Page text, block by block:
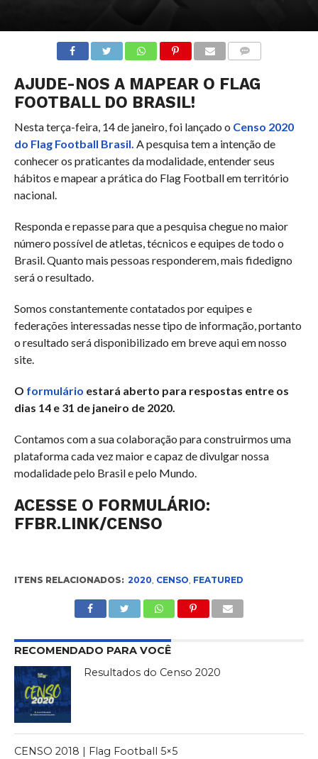
AJUDE-NOS A MAPEAR O FLAG
FOOTBALL DO BRASIL!
Nesta terça-feira, 14 de janeiro, foi lançado o Censo 2020
do Flag Football Brasil. A pesquisa tem a intenção de
conhecer os praticantes da modalidade, entender seus
hábitos e mapear a prática do Flag Football em território
nacional.
Responda e repasse para que a pesquisa chegue no maior
número possível de atletas, técnicos e equipes de todo o
Brasil. Quanto mais pessoas responderem, mais fidedigno
será o resultado.
Somos constantemente contatados por equipes e
federações interessadas nesse tipo de informação, portanto
o resultado será disponibilizado em breve aqui em nosso
site.
O formulário estará aberto para respostas entre os
dias 14 e 31 de janeiro de 2020.
Contamos com a sua colaboração para construirmos uma
plataforma cada vez maior e capaz de divulgar nossa
modalidade pelo Brasil e pelo Mundo.
ACESSE O FORMULÁRIO:
FFBR.LINK/CENSO
ITENS RELACIONADOS: 2020, CENSO, FEATURED
RECOMENDADO PARA VOCÊ
Resultados do Censo 2020
CENSO 2018 | Flag Football 5×5